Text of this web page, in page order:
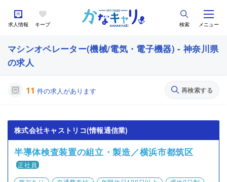
求人情報 キープ 検索 メニュー
マシンオペレーター(機械/電気・電子機器) - 神奈川県
の求人
11 件の求人があります 再検索する
株式会社キャストリコ(情報通信業)
半導体検査装置の組立・製造／横浜市都筑区
正社員